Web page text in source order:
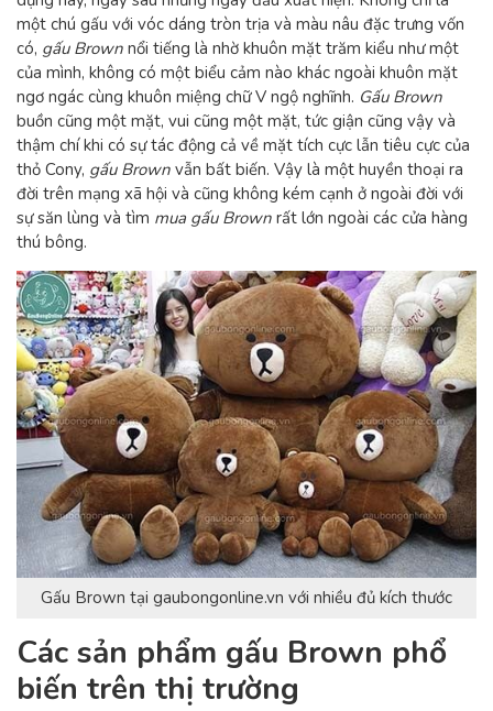
một chú gấu với vóc dáng tròn trịa và màu nâu đặc trưng vốn
có, gấu Brown nổi tiếng là nhờ khuôn mặt trăm kiểu như một
của mình, không có một biểu cảm nào khác ngoài khuôn mặt
ngơ ngác cùng khuôn miệng chữ V ngộ nghĩnh. Gấu Brown
buồn cũng một mặt, vui cũng một mặt, tức giận cũng vậy và
thậm chí khi có sự tác động cả về mặt tích cực lẫn tiêu cực của
thỏ Cony, gấu Brown vẫn bất biến. Vậy là một huyền thoại ra
đời trên mạng xã hội và cũng không kém cạnh ở ngoài đời với
sự săn lùng và tìm mua gấu Brown rất lớn ngoài các cửa hàng
thú bông.
Gấu Brown tại gaubongonline.vn với nhiều đủ kích thước
Các sản phẩm gấu Brown phổ
biến trên thị trường